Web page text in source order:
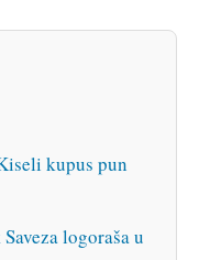
kupus pun
logoraša u